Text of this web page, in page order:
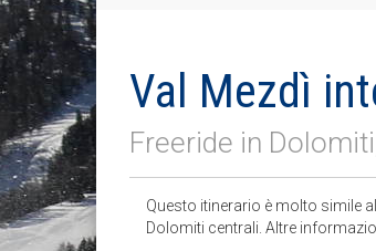
Val Mezdì
Freeride in
Questo itinerario è molto simile
Dolomiti centrali. Altre